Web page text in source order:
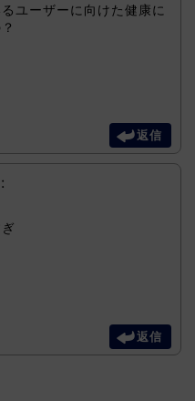
ユーザーに向けた健康に
返信
返信